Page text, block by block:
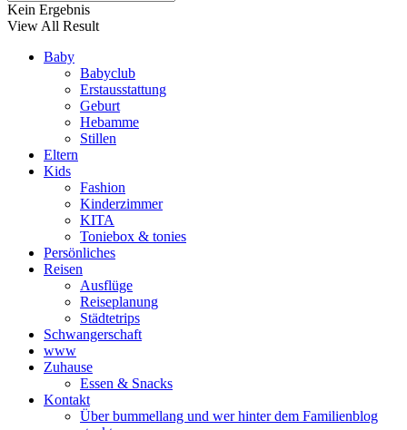
Kein Ergebnis
View All Result
Baby
Babyclub
Erstausstattung
Geburt
Hebamme
Stillen
Eltern
Kids
Fashion
Kinderzimmer
KITA
Toniebox & tonies
Persönliches
Reisen
Ausflüge
Reiseplanung
Städtetrips
Schwangerschaft
www
Zuhause
Essen & Snacks
Kontakt
Über bummellang und wer hinter dem Familienblog